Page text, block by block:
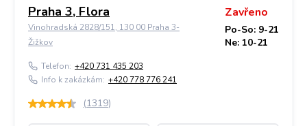
Praha 3, Flora
Vinohradská 2828/151, 130 00 Praha 3-
Žižkov
Zavřeno
Po-So: 9-21
Ne: 10-21
Telefon: +420 731 435 203
Info k zakázkám: +420 778 776 241
(1319)